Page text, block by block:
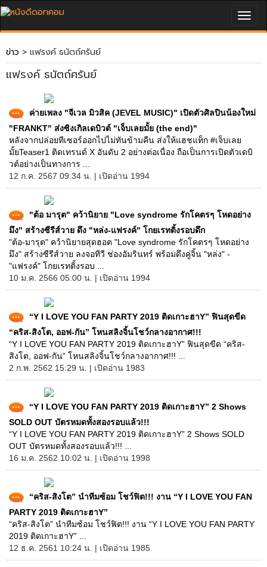
ข่าว > แฟรงค์ ธนัตถ์ศรันย์
แฟรงค์ ธนัตถ์ศรันย์
ค่ายเพลง "จีเวล มิวสิค (JEVEL MUSIC)" เปิดตัวศิลปินน้องใหม่
"FRANKT" ส่งซิงเกิลเดบิวต์ "เจ็บเลยมั้ย (the end)"
หลังจากปล่อยทีเซอร์ออกไปไม่ทันข้ามคืน ส่งให้แฮชแท็ก #เจ็บเลย
มั้ยTeaser1 ติดเทรนด์ X อันดับ 2 อย่างต่อเนื่อง ถือเป็นการเปิดตัวเดบิ
วต์อย่างเป็นทางการ ...
12 ก.ค. 2567 09:34 น. | เปิดอ่าน 1994
"ต้อ มารุต" คว้านิยาย "Love syndrome รักโคตรๆ โหดอย่าง
มึง" สร้างซีรีส์วาย ดึง "หล่ง-แฟรงค์" โกยเรทติ้งรอบดึก
"ต้อ-มารุต" คว้านิยายสุดฮอต "Love syndrome รักโคตรๆ โหดอย่าง
มึง" สร้างซีรีส์วาย ลงจอทีวี ช่องอัมรินทร์ พร้อมดึงคู่จิ้น "หล่ง" -
"แฟรงค์" โกยเรทติ้งรอบ ...
10 ม.ค. 2566 05:00 น. | เปิดอ่าน 1994
“Y I LOVE YOU FAN PARTY 2019 ติดเกาะฮาY” ฟินสุดขีด
“คริส-สิงโต, ออฟ-กัน” โหนสลิงจิ้นโชว์กลางอากาศ!!!
“Y I LOVE YOU FAN PARTY 2019 ติดเกาะฮาY” ฟินสุดขีด “คริส-
สิงโต, ออฟ-กัน” โหนสลิงจิ้นโชว์กลางอากาศ!!! ...
2 ก.พ. 2562 15:29 น. | เปิดอ่าน 1983
“Y I LOVE YOU FAN PARTY 2019 ติดเกาะฮาY” 2 Shows
SOLD OUT บัตรหมดทั้งสองรอบแล้ว!!!
“Y I LOVE YOU FAN PARTY 2019 ติดเกาะฮาY” 2 Shows SOLD
OUT บัตรหมดทั้งสองรอบแล้ว!!! ...
16 ม.ค. 2562 10:02 น. | เปิดอ่าน 1998
“คริส-สิงโต” นำทีมซ้อม โชว์ฟิต!!! งาน “Y I LOVE YOU FAN
PARTY 2019 ติดเกาะฮาY”
“คริส-สิงโต” นำทีมซ้อม โชว์ฟิต!!! งาน “Y I LOVE YOU FAN PARTY
2019 ติดเกาะฮาY” ...
12 ธ.ค. 2561 10:24 น. | เปิดอ่าน 1985